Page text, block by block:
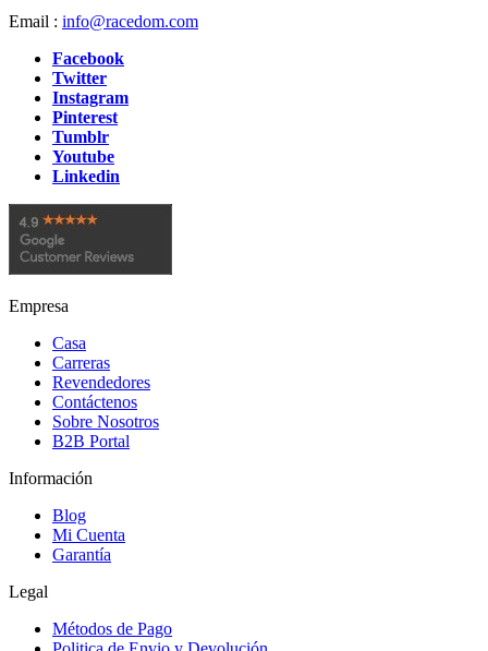
Email : info@racedom.com
Facebook
Twitter
Instagram
Pinterest
Tumblr
Youtube
Linkedin
Empresa
Casa
Carreras
Revendedores
Contáctenos
Sobre Nosotros
B2B Portal
Información
Blog
Mi Cuenta
Garantía
Legal
Métodos de Pago